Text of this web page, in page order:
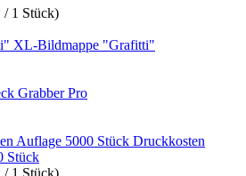
1 Stück)
XL-Bildmappe "Grafitti"
Grabber Pro
Druckkosten
Stück
1 Stück)